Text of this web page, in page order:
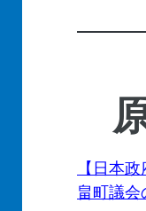
【日本
畠町議